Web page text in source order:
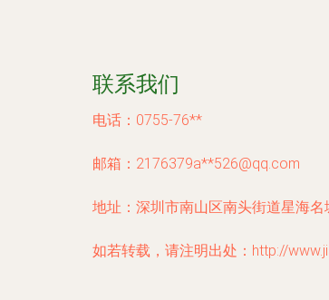
联系我们
电话：0755-76**
邮箱：2176379a**526@qq.com
地址：深圳市南山区南头街道星海
如若转载，请注明出处：http://